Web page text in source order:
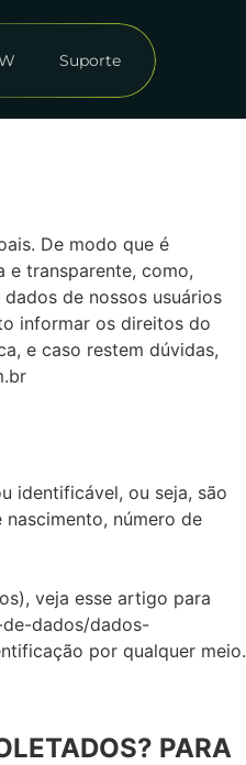
Suporte
De modo que é
e transparente, como,
de nossos usuários
informar os direitos do
e caso restem dúvidas,
identificável, ou seja, são
número de
veja esse artigo para
dados/dados-
por qualquer meio.
PARA